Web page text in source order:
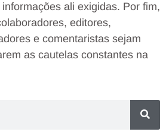
ali exigidas. Por fim,
editores,
e comentaristas sejam
as cautelas constantes na